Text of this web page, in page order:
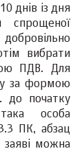
днів із дня
спрощеної
вибрати
ПДВ. Для
за формою
початку
особа
ПК, абзац
можна